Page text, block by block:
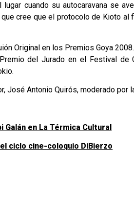
cuando su autocaravana se
cree que el protocolo de Kioto al
Original en los Premios Goya
del Jurado en el Festival de
José Antonio Quirós, moderado por
Galán en La Térmica Cultural
ciclo cine-coloquio DiBierzo